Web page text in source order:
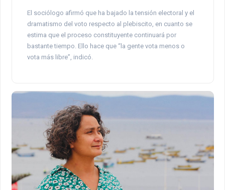
El sociólogo afirmó que ha bajado la tensión electoral y el
dramatismo del voto respecto al plebiscito, en cuanto se
estima que el proceso constituyente continuará por
bastante tiempo. Ello hace que “la gente vota menos o
vota más libre”, indicó.